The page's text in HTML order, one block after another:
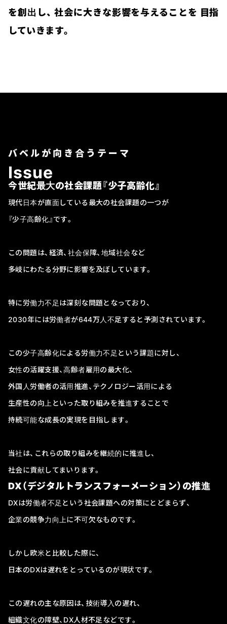
を創出し、 社会に大きな影響を与えることを 目指
していきます。
バベルが向き合うテーマ
Issue
今世紀最大の社会課題『少子高齢化』
現代日本が直面している最大の社会課題の一つが
『少子高齢化』です。
この問題は、経済、社会保障、地域社会など
多岐にわたる分野に影響を及ぼしています。
特に労働力不足は深刻な問題となっており、
2030年には労働者が644万人不足すると予測されています。
この少子高齢化による労働力不足という課題に対し、
女性の活躍支援、高齢者雇用の最大化、
外国人労働者の活用推進、テクノロジー活用による
生産性の向上といった取り組みを推進することで
持続可能な成長の実現を目指します。
当社は、これらの取り組みを継続的に推進し、
社会に貢献してまいります。
DX（デジタルトランスフォーメーション）の推進
DXは労働者不足という社会課題への対策にとどまらず、
企業の競争力向上に不可欠なものです。
しかし欧米と比較した際に、
日本のDXは遅れをとっているのが現状です。
この遅れの主な原因は、技術導入の遅れ、
組織文化の障壁、DX人材不足などです。